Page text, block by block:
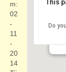
This
Do
m:
02
-
11
-
20
14